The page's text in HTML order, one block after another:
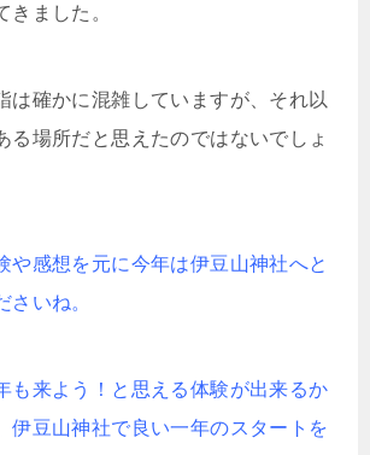
きました。
は確かに混雑していますが、それ以
る場所だと思えたのではないでしょ
や感想を元に今年は伊豆山神社へと
さいね。
も来よう！と思える体験が出来るか
伊豆山神社で良い一年のスタートを